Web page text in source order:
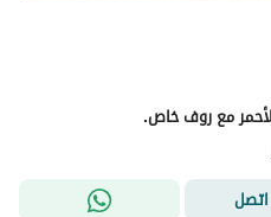
اتصل